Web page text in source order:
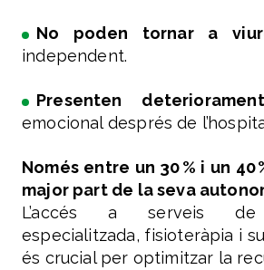
No poden tornar a
independent.
Presenten
emocional després de
Només entre un 30 % i un 40
major part de la seva
L’accés a serveis de
especialitzada, fisioteràpia i
és crucial per optimitzar la